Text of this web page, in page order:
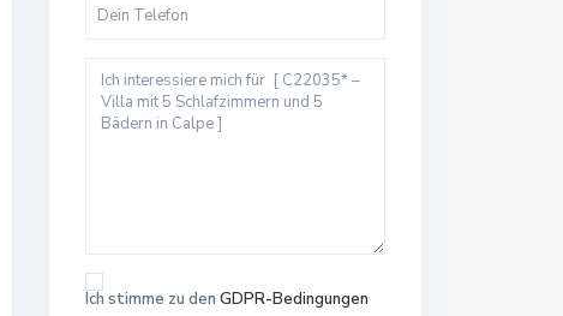
Ich stimme zu den GDPR-Bedingungen